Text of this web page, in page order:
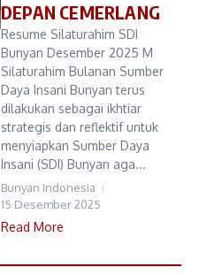
DEPAN CEMERLANG
Resume Silaturahim SDI
Bunyan Desember 2025 M
Silaturahim Bulanan Sumber
Daya Insani Bunyan terus
dilakukan sebagai ikhtiar
strategis dan reflektif untuk
menyiapkan Sumber Daya
Insani (SDI) Bunyan aga...
Bunyan Indonesia
15 Desember 2025
Read More